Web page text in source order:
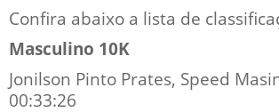
Confira abaixo a lista de
Masculino 10K
Jonilson Pinto Prates, Speed
00:33:26